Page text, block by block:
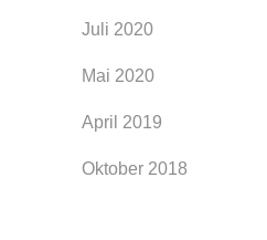
Juli 2020
Mai 2020
April 2019
Oktober 2018